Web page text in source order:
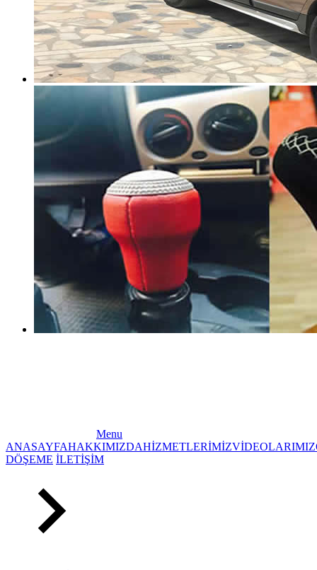
Menu
ANASAYFAHAKKIMIZDAHİZMETLERİMİZVİDEOLARIMIZ
DÖŞEME İLETİŞİM